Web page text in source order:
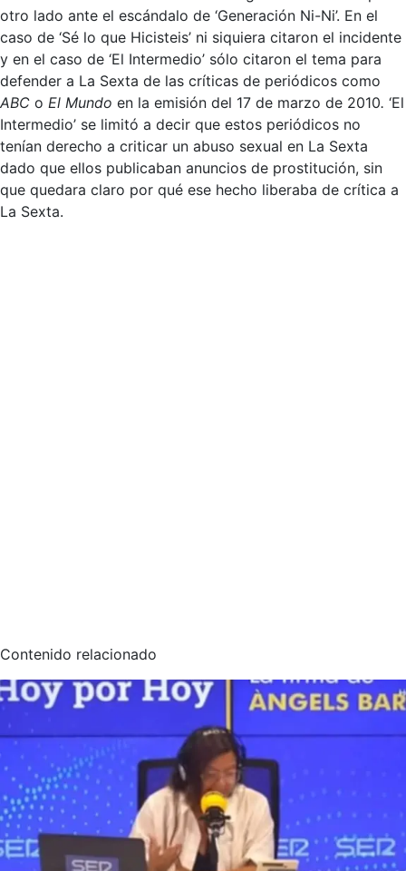
otro lado ante el escándalo de ‘Generación Ni-Ni’. En el
caso de ‘Sé lo que Hicisteis’ ni siquiera citaron el incidente
y en el caso de ‘El Intermedio’ sólo citaron el tema para
defender a La Sexta de las críticas de periódicos como
ABC o El Mundo en la emisión del 17 de marzo de 2010. ‘El
Intermedio’ se limitó a decir que estos periódicos no
tenían derecho a criticar un abuso sexual en La Sexta
dado que ellos publicaban anuncios de prostitución, sin
que quedara claro por qué ese hecho liberaba de crítica a
La Sexta.
Contenido relacionado